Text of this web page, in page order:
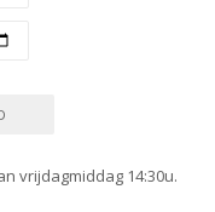
vrijdagmiddag 14:30u.